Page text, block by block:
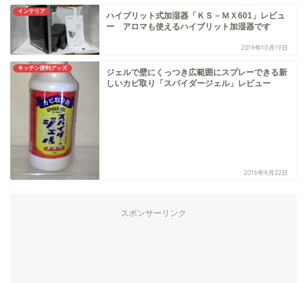
インテリア
ハイブリット式加湿器「ＫＳ－ＭＸ601」レビュ
ー アロマも使えるハイブリット加湿器です
2019年10月19日
キッチン便利グッズ
ジェルで壁にくっつき広範囲にスプレーできる新
しいカビ取り「スパイダージェル」レビュー
2016年8月22日
スポンサーリンク